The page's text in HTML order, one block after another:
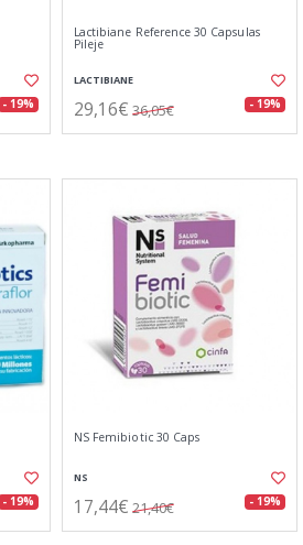
- 19%
Lactibiane Reference 30 Capsulas
Pileje
LACTIBIANE
29,16€ 36,05€ - 19%
- 19%
NS Femibiotic 30 Caps
NS
17,44€ 21,40€ - 19%